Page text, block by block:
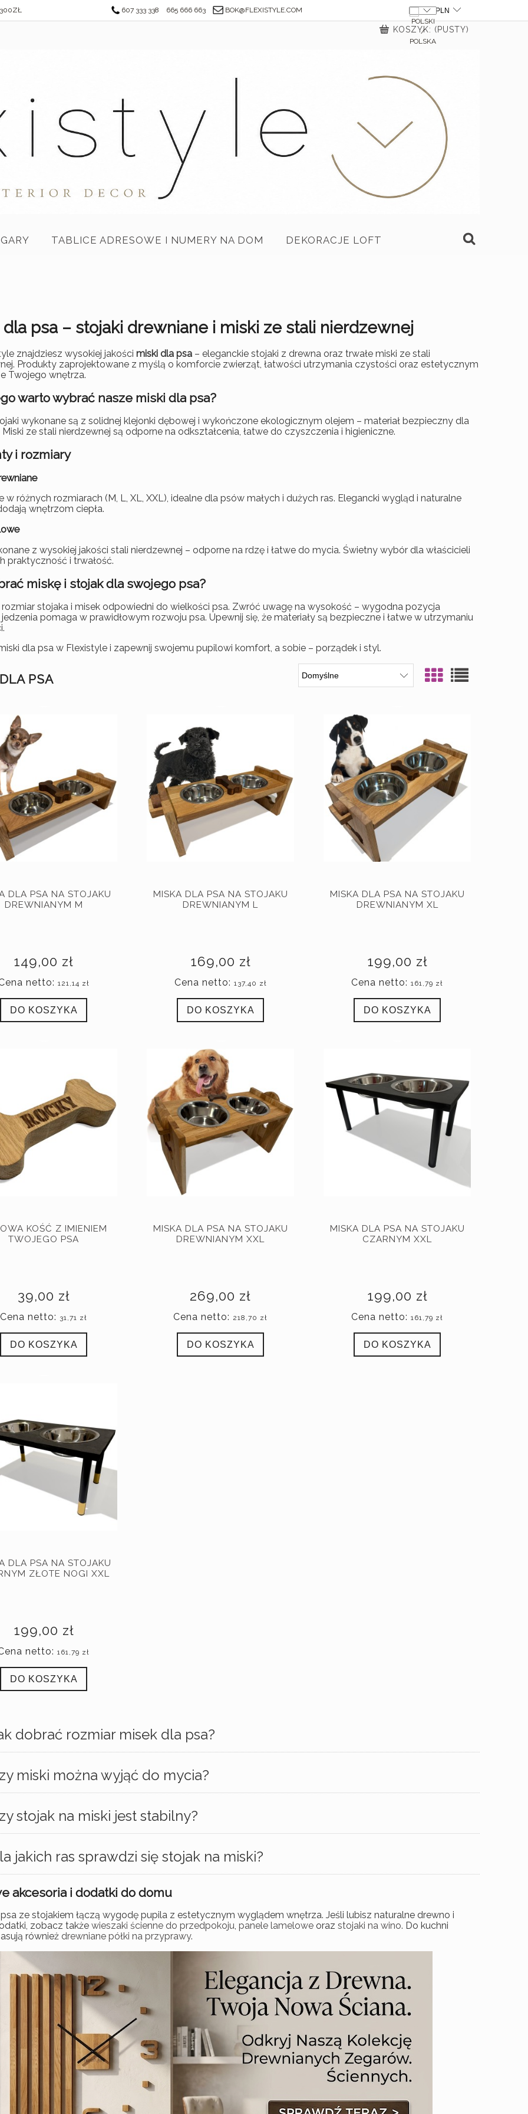
300ZŁ 607 333 338 665 666 663 BOK@FLEXISTYLE.COM
KOSZYK: (PUSTY)
TABLICE ADRESOWE I NUMERY NA DOM DEKORACJE LOFT
dla psa – stojaki drewniane i miski ze stali nierdzewnej
znajdziesz wysokiej jakości miski dla psa – eleganckie stojaki z drewna oraz trwałe miski ze stali
Produkty zaprojektowane z myślą o komforcie zwierząt, łatwości utrzymania czystości oraz estetycznym
Twojego wnętrza.
warto wybrać nasze miski dla psa?
wykonane są z solidnej klejonki dębowej i wykończone ekologicznym olejem – materiał bezpieczny dla
ze stali nierdzewnej są odporne na odkształcenia, łatwe do czyszczenia i higieniczne.
i rozmiary
w różnych rozmiarach (M, L, XL, XXL), idealne dla psów małych i dużych ras. Elegancki wygląd i naturalne
wnętrzom ciepła.
z wysokiej jakości stali nierdzewnej – odporne na rdzę i łatwe do mycia. Świetny wybór dla właścicieli
praktyczność i trwałość.
miskę i stojak dla swojego psa?
stojaka i misek odpowiedni do wielkości psa. Zwróć uwagę na wysokość – wygodna pozycja
pomaga w prawidłowym rozwoju psa. Upewnij się, że materiały są bezpieczne i łatwe w utrzymaniu
dla psa w Flexistyle i zapewnij swojemu pupilowi komfort, a sobie – porządek i styl.
PSA
DLA PSA NA STOJAKU
DREWNIANYM M
149,00 zł
netto: 121,14 zł
DO KOSZYKA
MISKA DLA PSA NA STOJAKU
DREWNIANYM L
169,00 zł
Cena netto: 137,40 zł
DO KOSZYKA
MISKA DLA PSA NA STOJAKU
DREWNIANYM XL
199,00 zł
Cena netto: 161,79 zł
DO KOSZYKA
KOŚĆ Z IMIENIEM
TWOJEGO PSA
39,00 zł
Cena netto: 31,71 zł
DO KOSZYKA
MISKA DLA PSA NA STOJAKU
DREWNIANYM XXL
269,00 zł
Cena netto: 218,70 zł
DO KOSZYKA
MISKA DLA PSA NA STOJAKU
CZARNYM XXL
199,00 zł
Cena netto: 161,79 zł
DO KOSZYKA
DLA PSA NA STOJAKU
ZŁOTE NOGI XXL
199,00 zł
netto: 161,79 zł
DO KOSZYKA
dobrać rozmiar misek dla psa?
miski można wyjąć do mycia?
stojak na miski jest stabilny?
jakich ras sprawdzi się stojak na miski?
akcesoria i dodatki do domu
ze stojakiem łączą wygodę pupila z estetycznym wyglądem wnętrza. Jeśli lubisz naturalne drewno i
zobacz także wieszaki ścienne do przedpokoju, panele lamelowe oraz stojaki na wino. Do kuchni
również drewniane półki na przyprawy.